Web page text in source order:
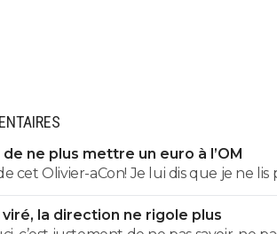
ne plus mettre un euro à l’OM
cet Olivier-aCon! Je lui dis que je ne lis
puérils avec des émojis et il
ses petites images de gogol. Ça
viré, la direction ne rigole plus